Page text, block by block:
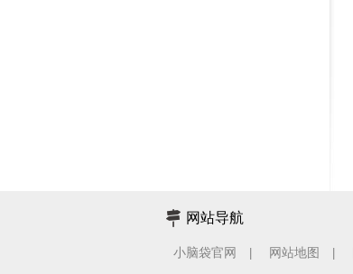
网站导航
小脑袋官网 网站地图